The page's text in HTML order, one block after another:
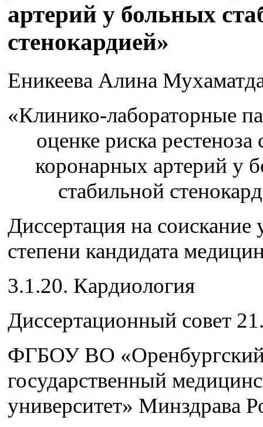
артерий у больных
стенокардией»
Еникеева Алина
«Клинико-лабораторные
оценке риска рестеноза
коронарных артерий у
стабильной
Диссертация на соискание
степени кандидата
3.1.20. Кардиология
Диссертационный совет
ФГБОУ ВО
государственный
университет» Минздрава